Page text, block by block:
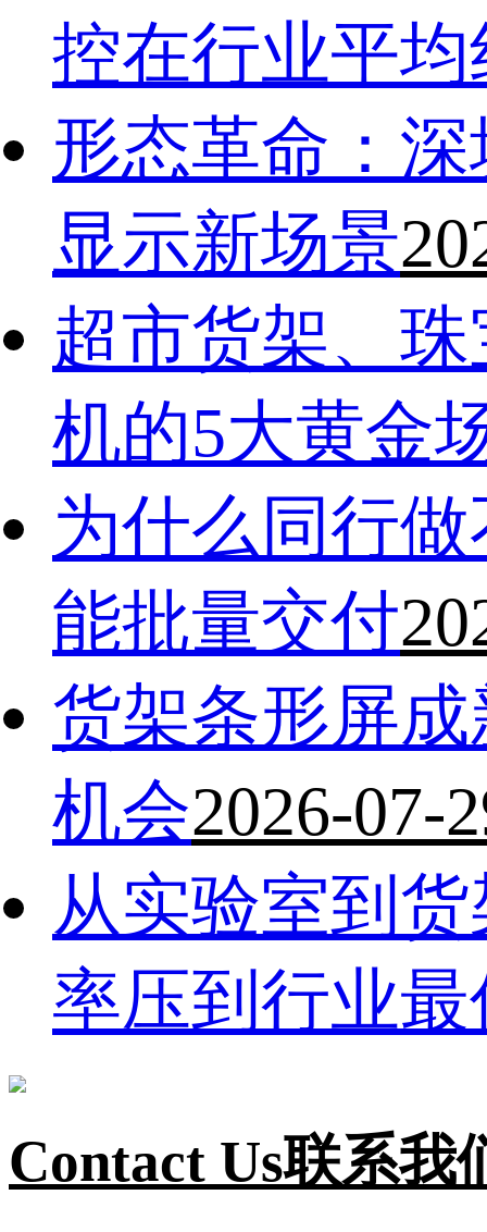
控在行业平
形态革命：
显示新场景
超市货架、
机的5大黄金
为什么同行
能批量交付
货架条形屏
机会2026-07-
从实验室到
率压到行业最
Contact Us联系我